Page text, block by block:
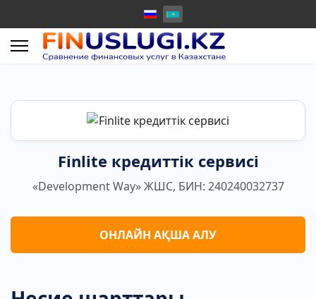
Finlite кредиттік сервисі
«Development Way» ЖШС, БИН: 240240032737
ОНЛАЙН АҚША АЛУ